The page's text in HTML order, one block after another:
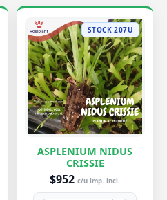
STOCK 207U
ASPLENIUM NIDUS
CRISSIE
$952 c/u imp. incl.